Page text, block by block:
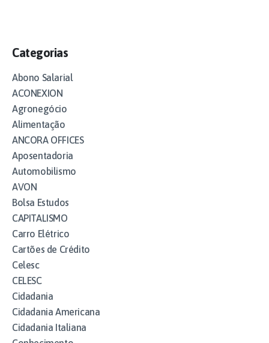
Categorias
Abono Salarial
ACONEXION
Agronegócio
Alimentação
ANCORA OFFICES
Aposentadoria
Automobilismo
AVON
Bolsa Estudos
CAPITALISMO
Carro Elétrico
Cartões de Crédito
Celesc
CELESC
Cidadania
Cidadania Americana
Cidadania Italiana